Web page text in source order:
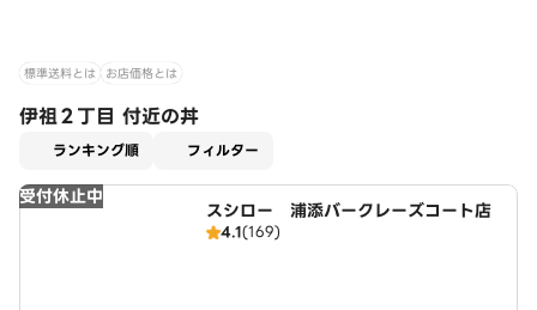
標準送料とは お店価格とは
伊祖２丁目 付近の丼
ランキング順 フィルター
受付休止中
スシロー 浦添バークレーズコート店
4.1(169)